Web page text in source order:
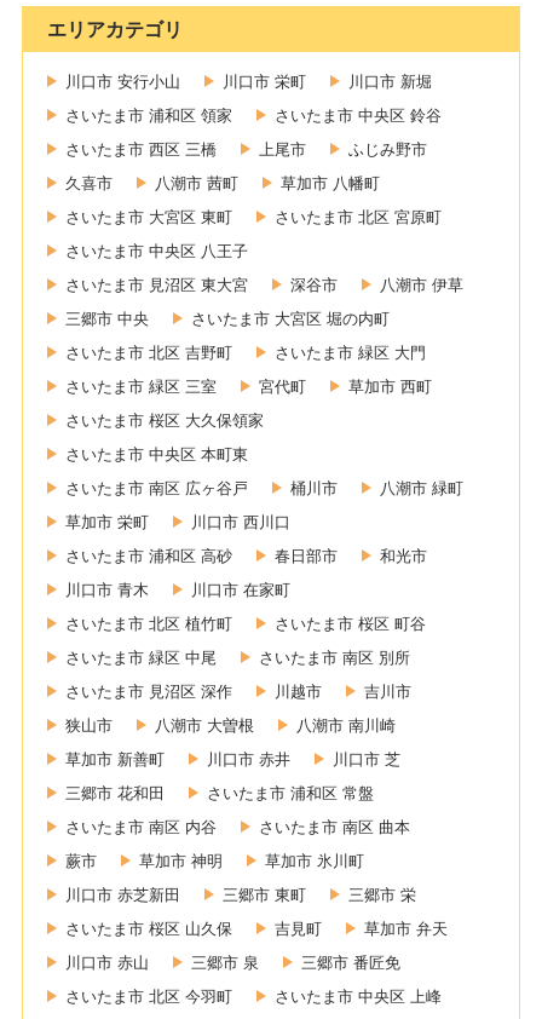
エリアカテゴリ
川口市 安行小山 川口市 栄町
川口市 新堀
さいたま市 浦和区 領家
さいたま市 中央区 鈴谷
さいたま市 西区 三橋
上尾市
ふじみ野市
久喜市
八潮市 茜町
草加市 八幡町
さいたま市 大宮区 東町
さいたま市 北区 宮原町
さいたま市 中央区 八王子
さいたま市 見沼区 東大宮
深谷市
八潮市 伊草
三郷市 中央
さいたま市 大宮区 堀の内町
さいたま市 北区 吉野町
さいたま市 緑区 大門
さいたま市 緑区 三室
宮代町
草加市 西町
さいたま市 桜区 大久保領家
さいたま市 中央区 本町東
さいたま市 南区 広ヶ谷戸
桶川市
八潮市 緑町
草加市 栄町
川口市 西川口
さいたま市 浦和区 高砂
春日部市
和光市
川口市 青木
川口市 在家町
さいたま市 北区 植竹町
さいたま市 桜区 町谷
さいたま市 緑区 中尾
さいたま市 南区 別所
さいたま市 見沼区 深作
川越市
吉川市
狭山市
八潮市 大曽根
八潮市 南川崎
草加市 新善町
川口市 赤井
川口市 芝
三郷市 花和田
さいたま市 浦和区 常盤
さいたま市 南区 内谷
さいたま市 南区 曲本
蕨市
草加市 神明
草加市 氷川町
川口市 赤芝新田
三郷市 東町
三郷市 栄
さいたま市 桜区 山久保
吉見町
草加市 弁天
川口市 赤山
三郷市 泉
三郷市 番匠免
さいたま市 北区 今羽町
さいたま市 中央区 上峰